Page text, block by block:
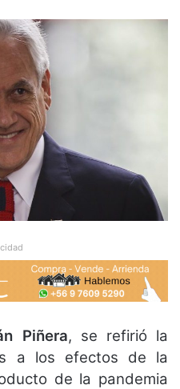
Piñera, se refirió la
a los efectos de la
de la pandemia